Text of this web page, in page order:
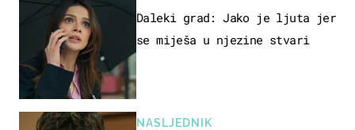
Daleki grad: Jako je ljuta jer
se miješa u njezine stvari
NASLJEDNIK